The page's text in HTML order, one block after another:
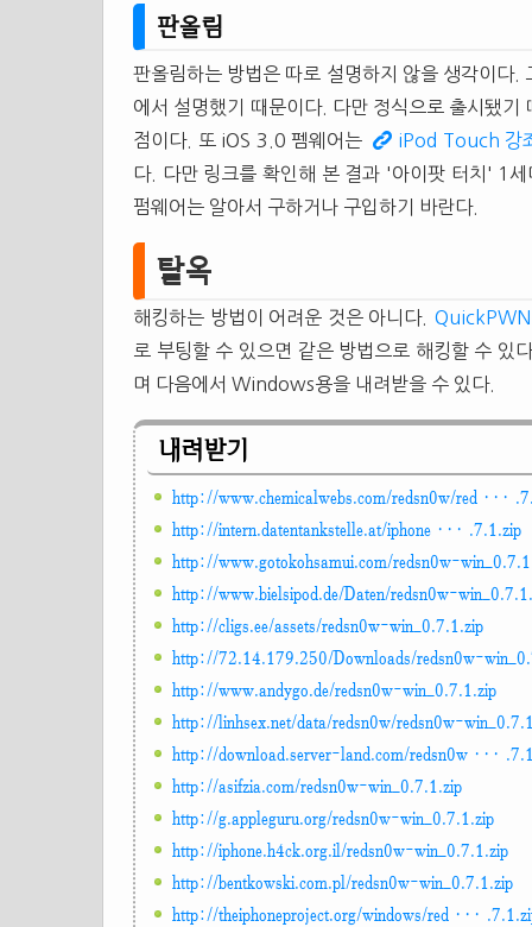
판올림
판올림하는 방법은 따로 설명하지 않을 생각이다.
에서 설명했기 때문이다. 다만 정식으로 출시됐
점이다. 또 iOS 3.0 펨웨어는
iPod Touch 강
다. 다만 링크를 확인해 본 결과 '아이팟 터치' 1
펌웨어는 알아서 구하거나 구입하기 바란다.
탈옥
해킹하는 방법이 어려운 것은 아니다. QuickPWN
로 부팅할 수 있으면 같은 방법으로 해킹할 수 있
며 다음에서 Windows용을 내려받을 수 있다.
내려받기
http://www.chemicalwebs.com/redsn0w/red ···
http://intern.datentankstelle.at/iphone ··· .7.1.zip
http://www.gotokohsamui.com/redsn0w-
http://www.bielsipod.de/Daten/redsn0w-
http://cligs.ee/assets/redsn0w-win_0.7.1.zip
http://72.14.179.250/Downloads/redsn0w-
http://www.andygo.de/redsn0w-win_0.7.1.zip
http://linhsex.net/data/redsn0w/redsn0w-
http://download.server-land.com/redsn0w ···
http://asifzia.com/redsn0w-win_0.7.1.zip
http://g.appleguru.org/redsn0w-win_0.7.1.zip
http://iphone.h4ck.org.il/redsn0w-win_0.7.1.zip
http://bentkowski.com.pl/redsn0w-win_0.7.1.zip
http://theiphoneproject.org/windows/red ···